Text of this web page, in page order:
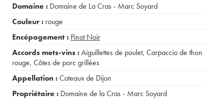
Domaine : Domaine de La Cras - Marc Soyard
Couleur : rouge
Encépagement : Pinot Noir
Accords mets-vins :Aiguillettes de poulet, Carpaccio de thon
rouge, Côtes de porc grillées
Appellation :Coteaux de Dijon
Propriétaire : Domaine de la Cras - Marc Soyard